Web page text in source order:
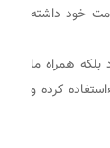
خود داشته
همراه ما
کرده و